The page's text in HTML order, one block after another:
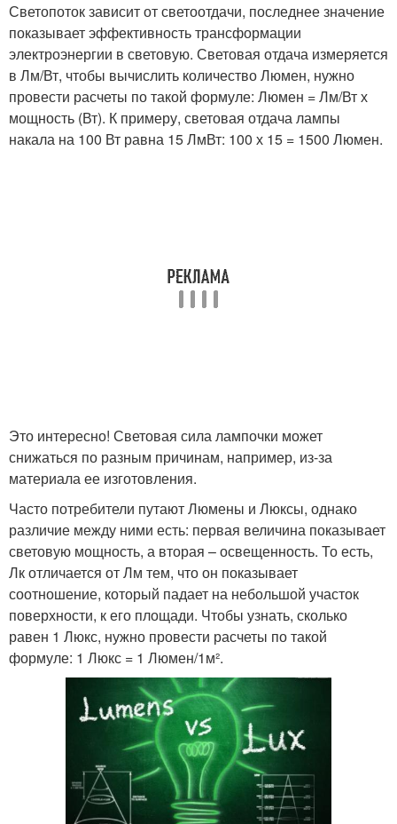
Светопоток зависит от светоотдачи, последнее значение
показывает эффективность трансформации
электроэнергии в световую. Световая отдача измеряется
в Лм/Вт, чтобы вычислить количество Люмен, нужно
провести расчеты по такой формуле: Люмен = Лм/Вт х
мощность (Вт). К примеру, световая отдача лампы
накала на 100 Вт равна 15 ЛмВт: 100 х 15 = 1500 Люмен.
Это интересно! Световая сила лампочки может
снижаться по разным причинам, например, из-за
материала ее изготовления.
Часто потребители путают Люмены и Люксы, однако
различие между ними есть: первая величина показывает
световую мощность, а вторая – освещенность. То есть,
Лк отличается от Лм тем, что он показывает
соотношение, который падает на небольшой участок
поверхности, к его площади. Чтобы узнать, сколько
равен 1 Люкс, нужно провести расчеты по такой
формуле: 1 Люкс = 1 Люмен/1м².